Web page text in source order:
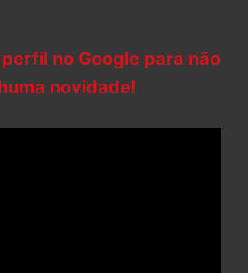
no Google para não
novidade!